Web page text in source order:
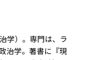
学）。専門は、ラ
治学。著書に『現